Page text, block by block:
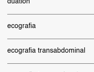
duatlon
ecografia
ecografia transabdominal